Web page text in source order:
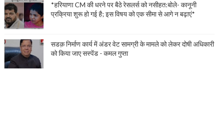
*हरियाणा CM की धरने पर बैठे रेसलर्स को नसीहत:बोले- कानूनी
प्रक्रिया शुरू हो गई है; इस विषय को एक सीमा से आगे न बढ़ाएं*
सडक़ निर्माण कार्य में अंडर वेट सामग्री के मामले को लेकर दोषी अधिकारी
को किया जाए सस्पेंड - कमल गुप्ता